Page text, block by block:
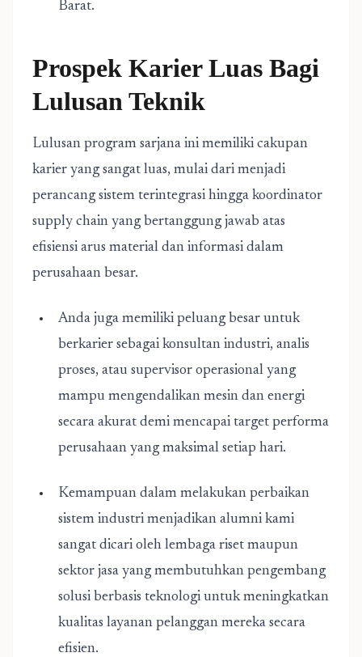
Barat.
Prospek Karier Luas Bagi
Lulusan Teknik
Lulusan program sarjana ini memiliki cakupan
karier yang sangat luas, mulai dari menjadi
perancang sistem terintegrasi hingga koordinator
supply chain yang bertanggung jawab atas
efisiensi arus material dan informasi dalam
perusahaan besar.
Anda juga memiliki peluang besar untuk
berkarier sebagai konsultan industri, analis
proses, atau supervisor operasional yang
mampu mengendalikan mesin dan energi
secara akurat demi mencapai target performa
perusahaan yang maksimal setiap hari.
Kemampuan dalam melakukan perbaikan
sistem industri menjadikan alumni kami
sangat dicari oleh lembaga riset maupun
sektor jasa yang membutuhkan pengembang
solusi berbasis teknologi untuk meningkatkan
kualitas layanan pelanggan mereka secara
efisien.